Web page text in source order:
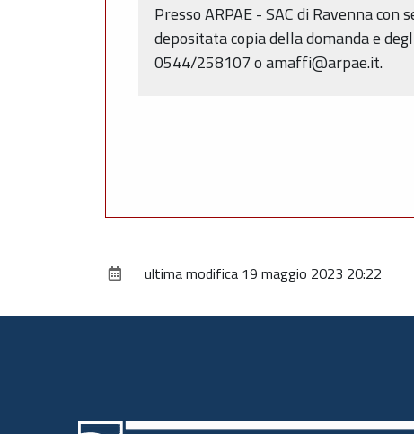
Presso ARPAE - SAC di Ravenna
depositata copia della domanda e
0544/258107 o amaffi@arpae.it.
ultima modifica 19 maggio 2023 20:22